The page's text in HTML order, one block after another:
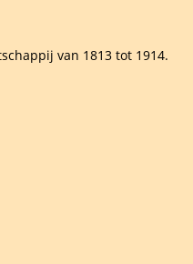
van 1813 tot 1914.